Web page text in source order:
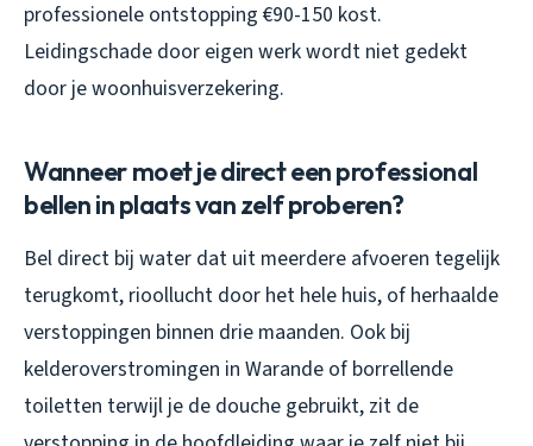
professionele ontstopping €90-150 kost.
Leidingschade door eigen werk wordt niet gedekt
door je woonhuisverzekering.
Wanneer moet je direct een professional
bellen in plaats van zelf proberen?
Bel direct bij water dat uit meerdere afvoeren tegelijk
terugkomt, rioollucht door het hele huis, of herhaalde
verstoppingen binnen drie maanden. Ook bij
kelderoverstromingen in Warande of borrellende
toiletten terwijl je de douche gebruikt, zit de